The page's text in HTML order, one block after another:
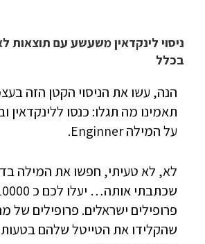
ניסוי לינקדאין משעשע עם
בכלל
הנה, עשו את הניסוי הקטן הזה
תאמינו מה תגלו: כנסו ללינקדאין
על המילה Enginner.
לא, לא טעיתי, חפשו את המילה
פרופילים ישראלים. פרופילים של